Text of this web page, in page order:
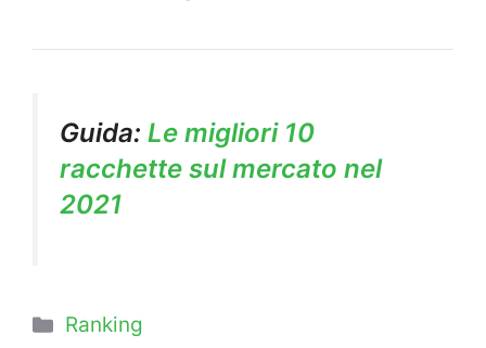
Guida: Le migliori 10
racchette sul mercato nel
2021
Categorie
Ranking